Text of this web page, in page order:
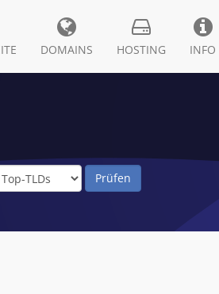
DOMAINS HOSTING INFO